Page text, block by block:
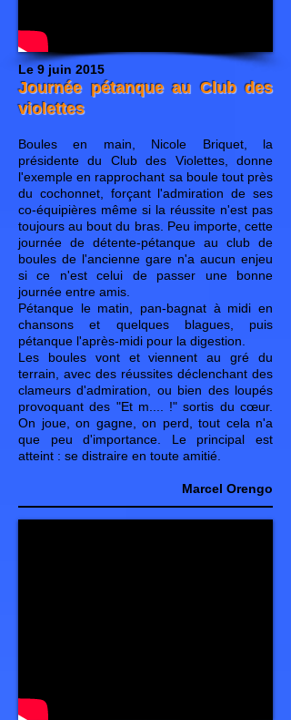
Le 9 juin 2015
Journée pétanque au Club des
violettes
Boules en main, Nicole Briquet, la
présidente du Club des Violettes, donne
l'exemple en rapprochant sa boule tout près
du cochonnet, forçant l'admiration de ses
co-équipières même si la réussite n'est pas
toujours au bout du bras. Peu importe, cette
journée de détente-pétanque au club de
boules de l'ancienne gare n'a aucun enjeu
si ce n'est celui de passer une bonne
journée entre amis.
Pétanque le matin, pan-bagnat à midi en
chansons et quelques blagues, puis
pétanque l'après-midi pour la digestion.
Les boules vont et viennent au gré du
terrain, avec des réussites déclenchant des
clameurs d'admiration, ou bien des loupés
provoquant des "Et m.... !" sortis du cœur.
On joue, on gagne, on perd, tout cela n'a
que peu d'importance. Le principal est
atteint : se distraire en toute amitié.
Marcel Orengo